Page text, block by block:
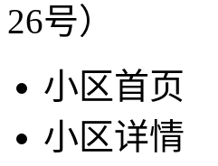
26号）
小区首页
小区详情